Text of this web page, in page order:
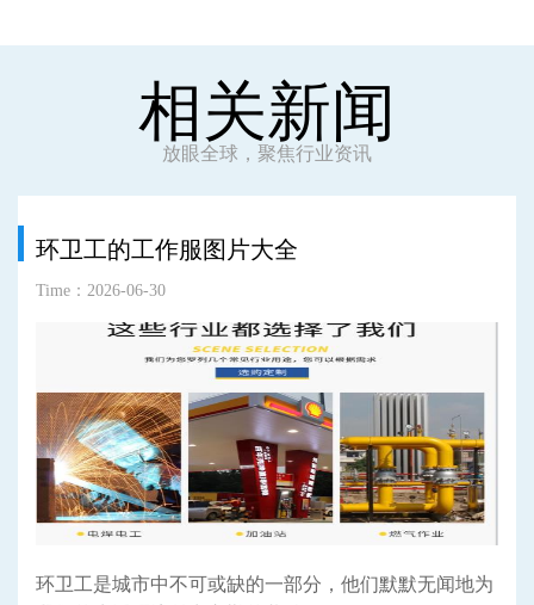
相关新闻
放眼全球，聚焦行业资讯
环卫工的工作服图片大全
Time：2026-06-30
环卫工是城市中不可或缺的一部分，他们默默无闻地为